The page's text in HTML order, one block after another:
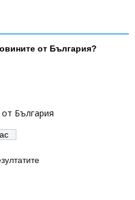
от България?
България